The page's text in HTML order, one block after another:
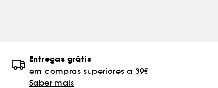
Entregas grátis
em compras superiores a 39€
Saber mais